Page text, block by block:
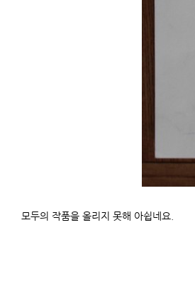
모두의 작품을 올리지 못해 아쉽네요.